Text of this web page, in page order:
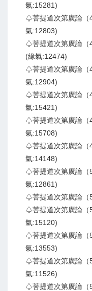
氣:15281)
♤菩提道次第廣論（
氣:12803)
♤菩提道次第廣論（
(緣氣:12474)
♤菩提道次第廣論（
氣:12904)
♤菩提道次第廣論（
氣:15421)
♤菩提道次第廣論（
氣:15708)
♤菩提道次第廣論（
氣:14148)
♤菩提道次第廣論（
氣:12861)
♤菩提道次第廣論（
♤菩提道次第廣論（
氣:15120)
♤菩提道次第廣論（
氣:13553)
♤菩提道次第廣論（
氣:11526)
♤菩提道次第廣論（